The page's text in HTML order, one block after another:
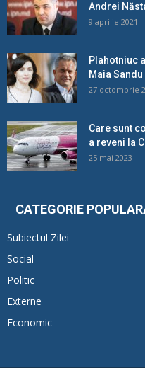
Andrei
9 aprilie 2021
Plahotniuc
Maia Sandu
27 octombrie
Care sunt
a reveni la
25 mai 2023
CATEGORIE
Subiectul Zilei
Social
Politic
Externe
Economic